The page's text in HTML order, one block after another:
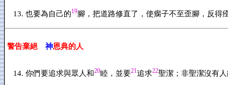
也要為自己的19腳，把道路修直了，使瘸子不至歪腳，反得
警告棄絕 神恩典的人
你們要追求與眾人和20睦，並要21追求22聖潔；非聖潔沒有